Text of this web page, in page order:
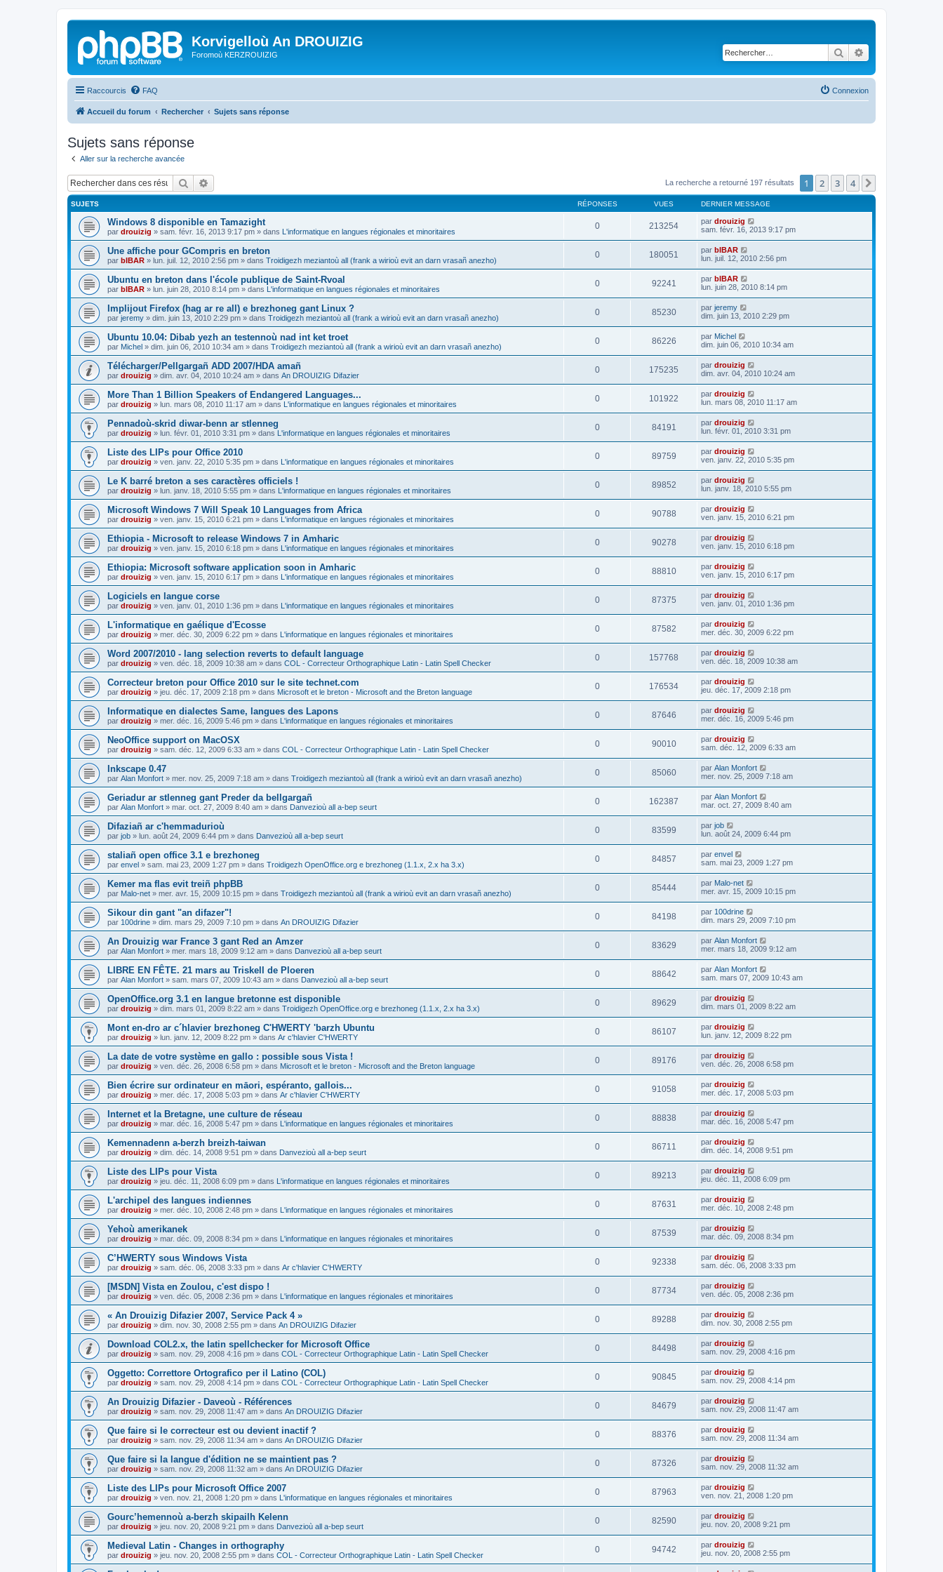
Korvigelloù An DROUIZIG
Foromoù KERZROUIZIG Rechercher
Raccourcis FAQ Connexion
Accueil du forum Rechercher Sujets sans réponse
Sujets sans réponse
Aller sur la recherche avancée
Rechercher La recherche a retourné 197 résultats 1 2 3 4
SUJETS RÉPONSES VUES DERNIER MESSAGE
Windows 8 disponible en Tamazight
par drouizig » sam. févr. 16, 2013 9:17 pm » dans L'informatique en langues régionales et minoritaires
0 213254 par drouizig
sam. févr. 16, 2013 9:17 pm
Une affiche pour GCompris en breton
par bIBAR » lun. juil. 12, 2010 2:56 pm » dans Troidigezh meziantoù all (frank a wirioù evit an darn vrasañ anezho)
0 180051 par bIBAR
lun. juil. 12, 2010 2:56 pm
Ubuntu en breton dans l'école publique de Saint-Rvoal
par bIBAR » lun. juin 28, 2010 8:14 pm » dans L'informatique en langues régionales et minoritaires
0 92241 par bIBAR
lun. juin 28, 2010 8:14 pm
Implijout Firefox (hag ar re all) e brezhoneg gant Linux ?
par jeremy » dim. juin 13, 2010 2:29 pm » dans Troidigezh meziantoù all (frank a wirioù evit an darn vrasañ anezho)
0 85230 par jeremy
dim. juin 13, 2010 2:29 pm
Ubuntu 10.04: Dibab yezh an testennoù nad int ket troet
par Michel » dim. juin 06, 2010 10:34 am » dans Troidigezh meziantoù all (frank a wirioù evit an darn vrasañ anezho)
0 86226 par Michel
dim. juin 06, 2010 10:34 am
Télécharger/Pellgargañ ADD 2007/HDA amañ
par drouizig » dim. avr. 04, 2010 10:24 am » dans An DROUIZIG Difazier
0 175235 par drouizig
dim. avr. 04, 2010 10:24 am
More Than 1 Billion Speakers of Endangered Languages...
par drouizig » lun. mars 08, 2010 11:17 am » dans L'informatique en langues régionales et minoritaires
0 101922 par drouizig
lun. mars 08, 2010 11:17 am
Pennadoù-skrid diwar-benn ar stlenneg
par drouizig » lun. févr. 01, 2010 3:31 pm » dans L'informatique en langues régionales et minoritaires
0 84191 par drouizig
lun. févr. 01, 2010 3:31 pm
Liste des LIPs pour Office 2010
par drouizig » ven. janv. 22, 2010 5:35 pm » dans L'informatique en langues régionales et minoritaires
0 89759 par drouizig
ven. janv. 22, 2010 5:35 pm
Le K barré breton a ses caractères officiels !
par drouizig » lun. janv. 18, 2010 5:55 pm » dans L'informatique en langues régionales et minoritaires
0 89852 par drouizig
lun. janv. 18, 2010 5:55 pm
Microsoft Windows 7 Will Speak 10 Languages from Africa
par drouizig » ven. janv. 15, 2010 6:21 pm » dans L'informatique en langues régionales et minoritaires
0 90788 par drouizig
ven. janv. 15, 2010 6:21 pm
Ethiopia - Microsoft to release Windows 7 in Amharic
par drouizig » ven. janv. 15, 2010 6:18 pm » dans L'informatique en langues régionales et minoritaires
0 90278 par drouizig
ven. janv. 15, 2010 6:18 pm
Ethiopia: Microsoft software application soon in Amharic
par drouizig » ven. janv. 15, 2010 6:17 pm » dans L'informatique en langues régionales et minoritaires
0 88810 par drouizig
ven. janv. 15, 2010 6:17 pm
Logiciels en langue corse
par drouizig » ven. janv. 01, 2010 1:36 pm » dans L'informatique en langues régionales et minoritaires
0 87375 par drouizig
ven. janv. 01, 2010 1:36 pm
L'informatique en gaélique d'Ecosse
par drouizig » mer. déc. 30, 2009 6:22 pm » dans L'informatique en langues régionales et minoritaires
0 87582 par drouizig
mer. déc. 30, 2009 6:22 pm
Word 2007/2010 - lang selection reverts to default language
par drouizig » ven. déc. 18, 2009 10:38 am » dans COL - Correcteur Orthographique Latin - Latin Spell Checker
0 157768 par drouizig
ven. déc. 18, 2009 10:38 am
Correcteur breton pour Office 2010 sur le site technet.com
par drouizig » jeu. déc. 17, 2009 2:18 pm » dans Microsoft et le breton - Microsoft and the Breton language
0 176534 par drouizig
jeu. déc. 17, 2009 2:18 pm
Informatique en dialectes Same, langues des Lapons
par drouizig » mer. déc. 16, 2009 5:46 pm » dans L'informatique en langues régionales et minoritaires
0 87646 par drouizig
mer. déc. 16, 2009 5:46 pm
NeoOffice support on MacOSX
par drouizig » sam. déc. 12, 2009 6:33 am » dans COL - Correcteur Orthographique Latin - Latin Spell Checker
0 90010 par drouizig
sam. déc. 12, 2009 6:33 am
Inkscape 0.47
par Alan Monfort » mer. nov. 25, 2009 7:18 am » dans Troidigezh meziantoù all (frank a wirioù evit an darn vrasañ anezho)
0 85060 par Alan Monfort
mer. nov. 25, 2009 7:18 am
Geriadur ar stlenneg gant Preder da bellgargañ
par Alan Monfort » mar. oct. 27, 2009 8:40 am » dans Danvezioù all a-bep seurt
0 162387 par Alan Monfort
mar. oct. 27, 2009 8:40 am
Difaziañ ar c'hemmadurioù
par job » lun. août 24, 2009 6:44 pm » dans Danvezioù all a-bep seurt
0 83599 par job
lun. août 24, 2009 6:44 pm
staliañ open office 3.1 e brezhoneg
par envel » sam. mai 23, 2009 1:27 pm » dans Troidigezh OpenOffice.org e brezhoneg (1.1.x, 2.x ha 3.x)
0 84857 par envel
sam. mai 23, 2009 1:27 pm
Kemer ma flas evit treiñ phpBB
par Malo-net » mer. avr. 15, 2009 10:15 pm » dans Troidigezh meziantoù all (frank a wirioù evit an darn vrasañ anezho)
0 85444 par Malo-net
mer. avr. 15, 2009 10:15 pm
Sikour din gant "an difazer"!
par 100drine » dim. mars 29, 2009 7:10 pm » dans An DROUIZIG Difazier
0 84198 par 100drine
dim. mars 29, 2009 7:10 pm
An Drouizig war France 3 gant Red an Amzer
par Alan Monfort » mer. mars 18, 2009 9:12 am » dans Danvezioù all a-bep seurt
0 83629 par Alan Monfort
mer. mars 18, 2009 9:12 am
LIBRE EN FÊTE. 21 mars au Triskell de Ploeren
par Alan Monfort » sam. mars 07, 2009 10:43 am » dans Danvezioù all a-bep seurt
0 88642 par Alan Monfort
sam. mars 07, 2009 10:43 am
OpenOffice.org 3.1 en langue bretonne est disponible
par drouizig » dim. mars 01, 2009 8:22 am » dans Troidigezh OpenOffice.org e brezhoneg (1.1.x, 2.x ha 3.x)
0 89629 par drouizig
dim. mars 01, 2009 8:22 am
Mont en-dro ar c´hlavier brezhoneg C'HWERTY 'barzh Ubuntu
par drouizig » lun. janv. 12, 2009 8:22 pm » dans Ar c'hlavier C'HWERTY
0 86107 par drouizig
lun. janv. 12, 2009 8:22 pm
La date de votre système en gallo : possible sous Vista !
par drouizig » ven. déc. 26, 2008 6:58 pm » dans Microsoft et le breton - Microsoft and the Breton language
0 89176 par drouizig
ven. déc. 26, 2008 6:58 pm
Bien écrire sur ordinateur en māori, espéranto, gallois...
par drouizig » mer. déc. 17, 2008 5:03 pm » dans Ar c'hlavier C'HWERTY
0 91058 par drouizig
mer. déc. 17, 2008 5:03 pm
Internet et la Bretagne, une culture de réseau
par drouizig » mar. déc. 16, 2008 5:47 pm » dans L'informatique en langues régionales et minoritaires
0 88838 par drouizig
mar. déc. 16, 2008 5:47 pm
Kemennadenn a-berzh breizh-taiwan
par drouizig » dim. déc. 14, 2008 9:51 pm » dans Danvezioù all a-bep seurt
0 86711 par drouizig
dim. déc. 14, 2008 9:51 pm
Liste des LIPs pour Vista
par drouizig » jeu. déc. 11, 2008 6:09 pm » dans L'informatique en langues régionales et minoritaires
0 89213 par drouizig
jeu. déc. 11, 2008 6:09 pm
L'archipel des langues indiennes
par drouizig » mer. déc. 10, 2008 2:48 pm » dans L'informatique en langues régionales et minoritaires
0 87631 par drouizig
mer. déc. 10, 2008 2:48 pm
Yehoù amerikanek
par drouizig » mar. déc. 09, 2008 8:34 pm » dans L'informatique en langues régionales et minoritaires
0 87539 par drouizig
mar. déc. 09, 2008 8:34 pm
C’HWERTY sous Windows Vista
par drouizig » sam. déc. 06, 2008 3:33 pm » dans Ar c'hlavier C'HWERTY
0 92338 par drouizig
sam. déc. 06, 2008 3:33 pm
[MSDN] Vista en Zoulou, c'est dispo !
par drouizig » ven. déc. 05, 2008 2:36 pm » dans L'informatique en langues régionales et minoritaires
0 87734 par drouizig
ven. déc. 05, 2008 2:36 pm
« An Drouizig Difazier 2007, Service Pack 4 »
par drouizig » dim. nov. 30, 2008 2:55 pm » dans An DROUIZIG Difazier
0 89288 par drouizig
dim. nov. 30, 2008 2:55 pm
Download COL2.x, the latin spellchecker for Microsoft Office
par drouizig » sam. nov. 29, 2008 4:16 pm » dans COL - Correcteur Orthographique Latin - Latin Spell Checker
0 84498 par drouizig
sam. nov. 29, 2008 4:16 pm
Oggetto: Correttore Ortografico per il Latino (COL)
par drouizig » sam. nov. 29, 2008 4:14 pm » dans COL - Correcteur Orthographique Latin - Latin Spell Checker
0 90845 par drouizig
sam. nov. 29, 2008 4:14 pm
An Drouizig Difazier - Daveoù - Références
par drouizig » sam. nov. 29, 2008 11:47 am » dans An DROUIZIG Difazier
0 84679 par drouizig
sam. nov. 29, 2008 11:47 am
Que faire si le correcteur est ou devient inactif ?
par drouizig » sam. nov. 29, 2008 11:34 am » dans An DROUIZIG Difazier
0 88376 par drouizig
sam. nov. 29, 2008 11:34 am
Que faire si la langue d'édition ne se maintient pas ?
par drouizig » sam. nov. 29, 2008 11:32 am » dans An DROUIZIG Difazier
0 87326 par drouizig
sam. nov. 29, 2008 11:32 am
Liste des LIPs pour Microsoft Office 2007
par drouizig » ven. nov. 21, 2008 1:20 pm » dans L'informatique en langues régionales et minoritaires
0 87963 par drouizig
ven. nov. 21, 2008 1:20 pm
Gourc’hemennoù a-berzh skipailh Kelenn
par drouizig » jeu. nov. 20, 2008 9:21 pm » dans Danvezioù all a-bep seurt
0 82590 par drouizig
jeu. nov. 20, 2008 9:21 pm
Medieval Latin - Changes in orthography
par drouizig » jeu. nov. 20, 2008 2:55 pm » dans COL - Correcteur Orthographique Latin - Latin Spell Checker
0 94742 par drouizig
jeu. nov. 20, 2008 2:55 pm